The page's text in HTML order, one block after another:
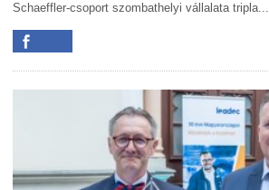
Schaeffler-csoport szombathelyi vállalata tripla...